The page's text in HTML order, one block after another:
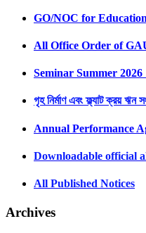
GO/NOC for
All Office Order of
Seminar Summer
গৃহ নির্মাণ এবং ফ্ল্যাট ক্রয় ঋন
Annual Performance
Downloadable official
All Published Notices
Archives